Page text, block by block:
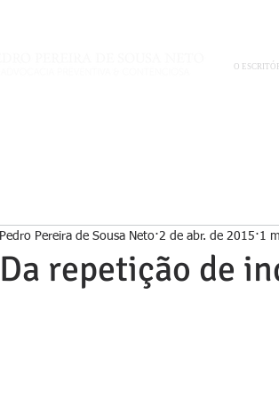
O
Da repetição de
Pedro Pereira de Sousa Neto 2 de abr. de 2015 1